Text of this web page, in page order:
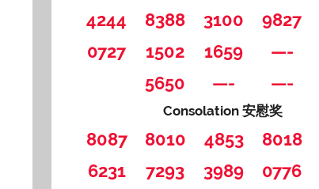
4244 8388 3100 9827
0727
1502 1659 —-
5650
—- —-
Consolation 安慰奖
8087 8010 4853 8018
6231
7293 3989 0776